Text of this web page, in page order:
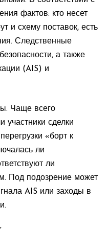
фактов: кто несет
и схему поставок, есть
Следственные
а также
(AIS) и
Чаще всего
участники сделки
«борт к
ли
ли
Под подозрение может
AIS или заходы в